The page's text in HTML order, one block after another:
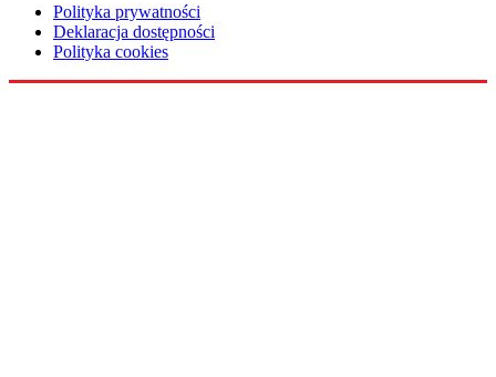
Polityka prywatności
Deklaracja dostępności
Polityka cookies